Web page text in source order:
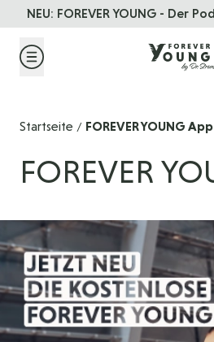
Direkt zum Inhalt
NEU: FOREVER YOUNG - Der
Startseite / FOREVER YOUNG App
FOREVER